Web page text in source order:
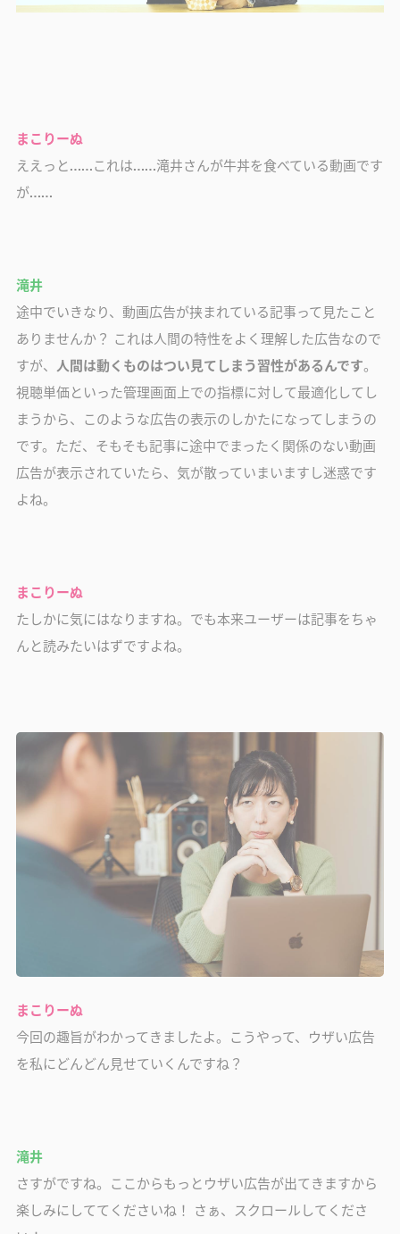
まこりーぬ
ええっと……これは……滝井さんが牛丼を食べている動画です
が……
滝井
途中でいきなり、動画広告が挟まれている記事って見たこと
ありませんか？ これは人間の特性をよく理解した広告なので
すが、 人間は動くものはつい見てしまう習性があるんです。
視聴単価といった管理画面上での指標に対して最適化してし
まうから、このような広告の表示のしかたになってしまうの
です。ただ、そもそも記事に途中でまったく関係のない動画
広告が表示されていたら、気が散っていまいますし迷惑です
よね。
まこりーぬ
たしかに気にはなりますね。でも本来ユーザーは記事をちゃ
んと読みたいはずですよね。
まこりーぬ
今回の趣旨がわかってきましたよ。こうやって、ウザい広告
を私にどんどん見せていくんですね？
滝井
さすがですね。ここからもっとウザい広告が出てきますから
楽しみにしててくださいね！ さぁ、スクロールしてくださ